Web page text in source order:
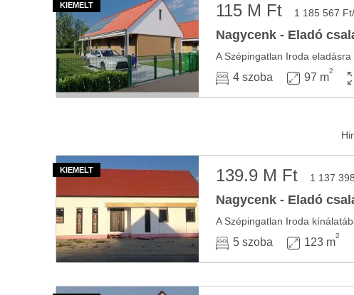
115 M Ft 1 185 567
Nagycenk - Eladó
4 szoba 97 m
2
139.9 M Ft 1 137
Nagycenk - Eladó
A Szépingatlan Iroda
5 szoba 123 m
2